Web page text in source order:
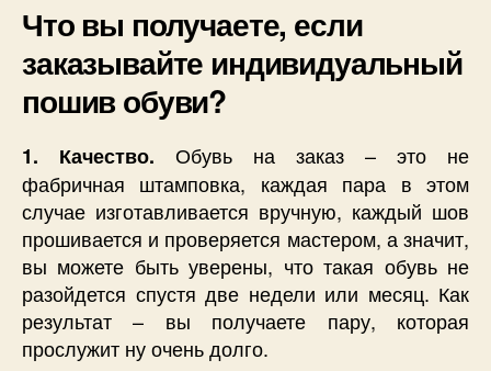
Что вы получаете, если
заказывайте индивидуальный
пошив обуви?
1. Качество. Обувь на заказ – это не
фабричная штамповка, каждая пара в этом
случае изготавливается вручную, каждый шов
прошивается и проверяется мастером, а значит,
вы можете быть уверены, что такая обувь не
разойдется спустя две недели или месяц. Как
результат – вы получаете пару, которая
прослужит ну очень долго.